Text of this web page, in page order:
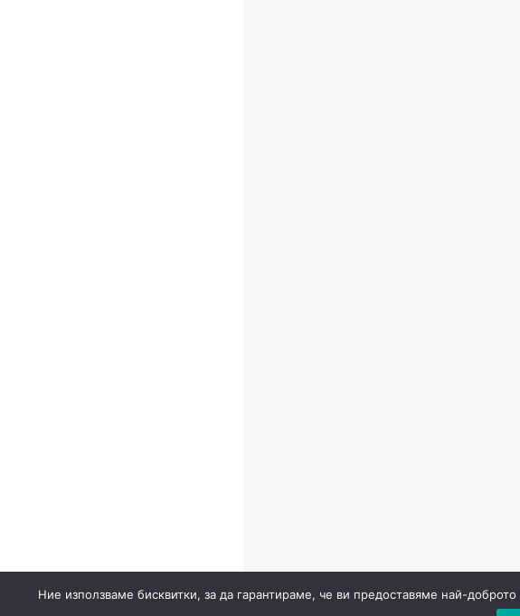
Ние използваме бисквитки, за да гарантираме, че ви предоставяме най-